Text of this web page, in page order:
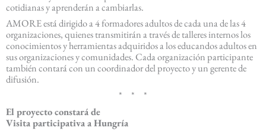
cotidianas y aprenderán a cambiarlas.
AMORE está dirigido a 4 formadores adultos de cada una de las 4
organizaciones, quienes transmitirán a través de talleres internos los
conocimientos y herramientas adquiridos a los educandos adultos en
sus organizaciones y comunidades. Cada organización participante
también contará con un coordinador del proyecto y un gerente de
difusión.
* * *
El proyecto constará de
Visita participativa a Hungría